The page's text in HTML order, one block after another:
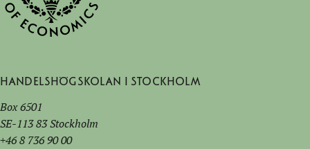
Handelshögskolan i Stockholm
Box 6501
SE-113 83 Stockholm
+46 8 736 90 00